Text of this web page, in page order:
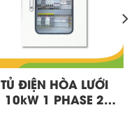
TỦ ĐIỆN HÒA LƯỚI
10kW 1 PHASE 2